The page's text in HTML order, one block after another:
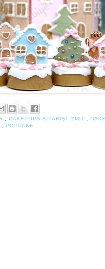
CAKEPOPS SIPARIŞI IZMIT
POPCAKE